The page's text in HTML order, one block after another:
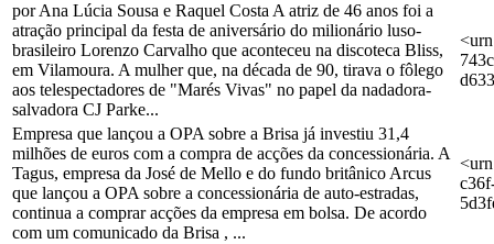
por Ana Lúcia Sousa e Raquel Costa A atriz de 46 anos foi a
atração principal da festa de aniversário do milionário luso-
brasileiro Lorenzo Carvalho que aconteceu na discoteca Bliss,
em Vilamoura. A mulher que, na década de 90, tirava o fôlego
aos telespectadores de "Marés Vivas" no papel da nadadora-
salvadora CJ Parke...
Empresa que lançou a OPA sobre a Brisa já investiu 31,4
milhões de euros com a compra de acções da concessionária. A
Tagus, empresa da José de Mello e do fundo britânico Arcus
que lançou a OPA sobre a concessionária de auto-estradas,
continua a comprar acções da empresa em bolsa. De acordo
com um comunicado da Brisa , ...